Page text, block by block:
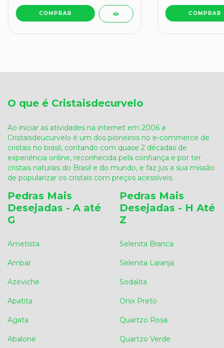
O que é Cristaisdecurvelo
Ao iniciar as atividades na internet em 2006 a
Cristaisdeucurvelo é um dos pioneiros no e-commerce de
cristais no brasil, contando com quase 2 décadas de
experiência online, reconhecida pela confiança e por ter
cristais naturais do Brasil e do mundo, e faz jus a sua missão
de popularizar os cristais com preços acessíveis.
Pedras Mais
Desejadas - A até
G
Ametista
Ambar
Azeviche
Apatita
Agata
Abalone
Pedras Mais
Desejadas - H Até
Z
Selenita Branca
Selenita Laranja
Sodalita
Onix Preto
Quartzo Rosa
Quartzo Verde